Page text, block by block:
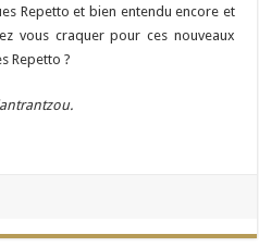
Repetto et bien entendu encore et
vous craquer pour ces nouveaux
Repetto ?